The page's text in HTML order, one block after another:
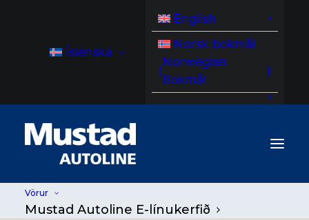
Íslenska
English
Norsk bokmål
(
Norwegian
Bokmål
)
Vörur
Mustad Autoline E-línukerfið